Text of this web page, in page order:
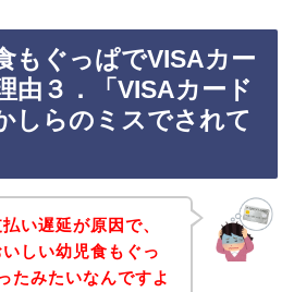
もぐっぱでVISAカー
由３．「VISAカード
しらのミスでされて
い遅延が原因で、
しい幼児食もぐっ
たみたいなんですよ